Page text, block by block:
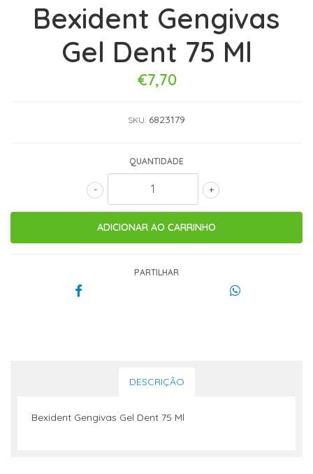
Bexident Gengivas
Gel Dent 75 Ml
€7,70
SKU: 6823179
QUANTIDADE
+
-
PARTILHAR
DESCRIÇÃO
Bexident Gengivas Gel Dent 75 Ml